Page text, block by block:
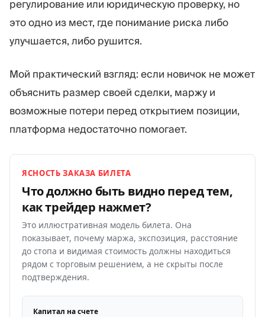
регулирование или юридическую проверку, но
это одно из мест, где понимание риска либо
улучшается, либо рушится.
Мой практический взгляд: если новичок не может
объяснить размер своей сделки, маржу и
возможные потери перед открытием позиции,
платформа недостаточно помогает.
ЯСНОСТЬ ЗАКАЗА БИЛЕТА
Что должно быть видно перед тем,
как трейдер нажмет?
Это иллюстративная модель билета. Она
показывает, почему маржа, экспозиция, расстояние
до стопа и видимая стоимость должны находиться
рядом с торговым решением, а не скрыты после
подтверждения.
Капитал на счете